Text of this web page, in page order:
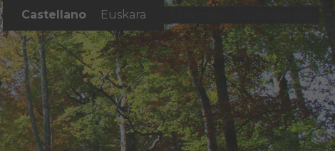
Castellano Euskara